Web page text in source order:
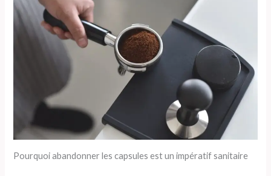
Pourquoi abandonner les capsules est un impératif sanitaire